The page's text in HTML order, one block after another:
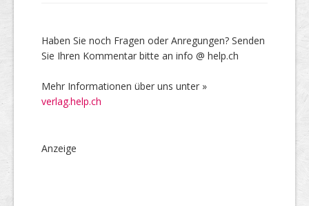
Haben Sie noch Fragen oder Anregungen? Senden
Sie Ihren Kommentar bitte an info @ help.ch
Mehr Informationen über uns unter »
verlag.help.ch
Anzeige